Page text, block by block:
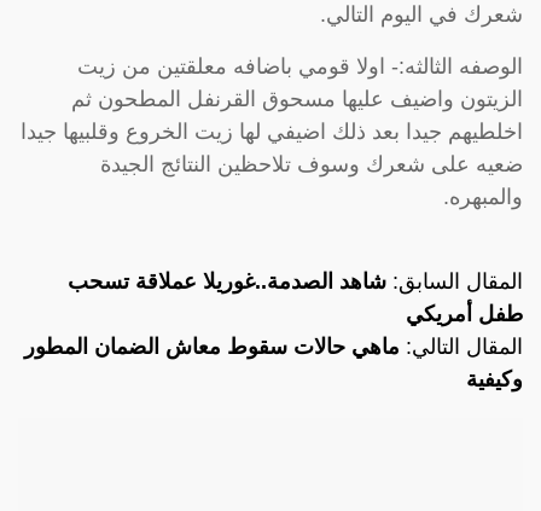
شعرك في اليوم التالي.
الوصفه الثالثه:- اولا قومي باضافه معلقتين من زيت
الزيتون واضيف عليها مسحوق القرنفل المطحون ثم
اخلطيهم جيدا بعد ذلك اضيفي لها زيت الخروع وقلبيها جيدا
ضعيه على شعرك وسوف تلاحظين النتائج الجيدة
والمبهره.
المقال السابق: شاهد الصدمة..غوريلا عملاقة تسحب
طفل أمريكي
المقال التالي: ماهي حالات سقوط معاش الضمان المطور
وكيفية